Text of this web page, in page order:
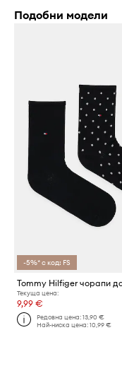
Подобни модели
-5%* с код: FS
Tommy Hilfiger чорапи
Текуща цена:
9,99 €
Редовна цена:13,90 €
Най-ниска цена:10,99 €